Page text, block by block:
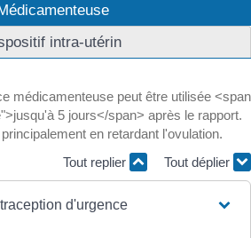
intra-utérin
médicamenteuse peut être utilisée <span
5 jours</span> après le rapport.
en retardant l'ovulation.
Tout replier
Tout déplier
d'urgence